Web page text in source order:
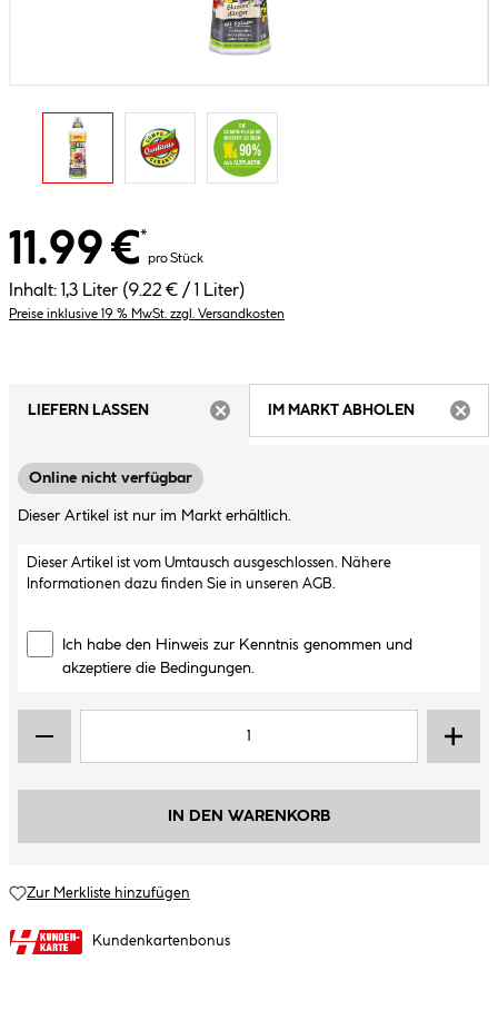
11.99 €*
pro Stück
Inhalt: 1,3 Liter (9.22 € / 1 Liter)
Preise inklusive 19 % MwSt. zzgl. Versandkosten
LIEFERN LASSEN
IM MARKT ABHOLEN
Online nicht verfügbar
Dieser Artikel ist nur im Markt erhältlich.
Dieser Artikel ist vom Umtausch ausgeschlossen. Nähere
Informationen dazu finden Sie in unseren AGB
Ich habe den Hinweis zur Kenntnis genommen und
akzeptiere die Bedingungen.
IN DEN WARENKORB
Zur Merkliste hinzufügen
Kundenkartenbonus